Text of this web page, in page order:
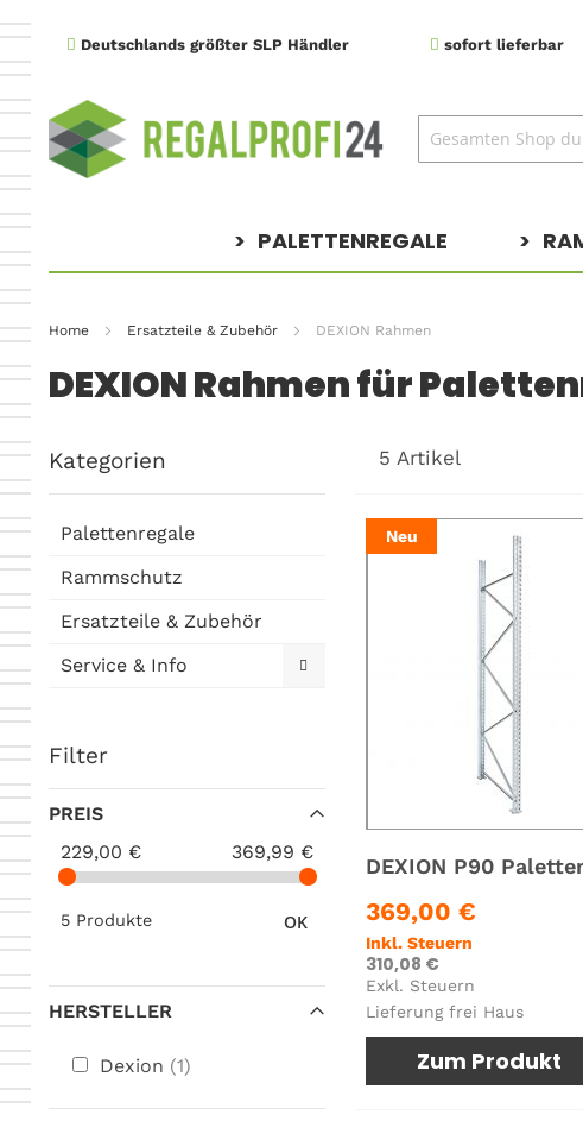
Direkt
Inhalt
Deutschlands größter SLP Händler sofort lieferbar
PALETTENREGALE
Home Ersatzteile & Zubehör DEXION Rahmen
DEXION Rahmen für
5 Artikel
Neu
369,00 €
Inkl. Steuern
310,08 €
Exkl. Steuern
Lieferung frei Haus
Zum Produkt
Kategorien
Palettenregale
Rammschutz
Ersatzteile & Zubehör
Service & Info
Filter
PREIS
229,00 €
369,99 €
5 Produkte OK
HERSTELLER
Dexion 1